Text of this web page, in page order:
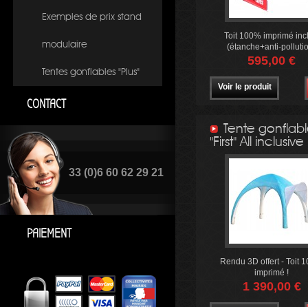
Exemples de prix stand
modulaire
Tentes gonflables "Plus"
CONTACT
33 (0)6 60 62 29 21
PAIEMENT
Toit 100% imprimé
(étanche+anti-
595,00 €
Voir le produit
Tente
"First" All inclusive
Rendu 3D offert - Toit
imprimé !
1 390,00 €